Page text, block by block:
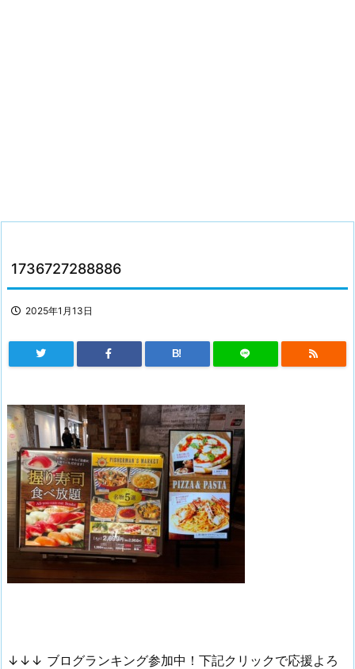
1736727288886
2025年1月13日
B!
↓↓↓ ブログランキング参加中！下記クリックで応援よろ